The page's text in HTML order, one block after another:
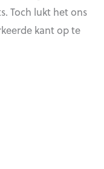
Toch lukt het ons
kant op te